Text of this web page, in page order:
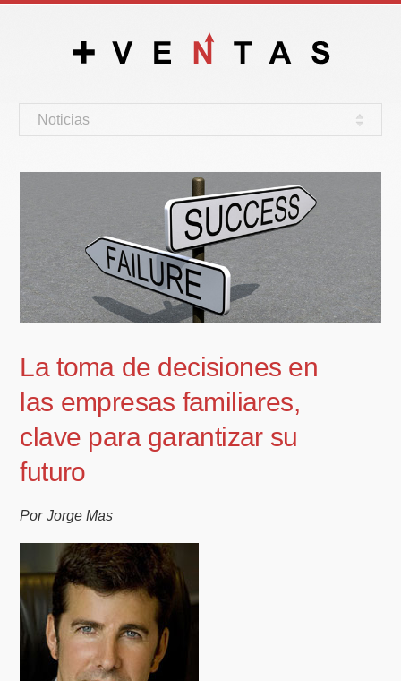
Noticias
La toma de decisiones en
las empresas familiares,
clave para garantizar su
futuro
Por Jorge Mas